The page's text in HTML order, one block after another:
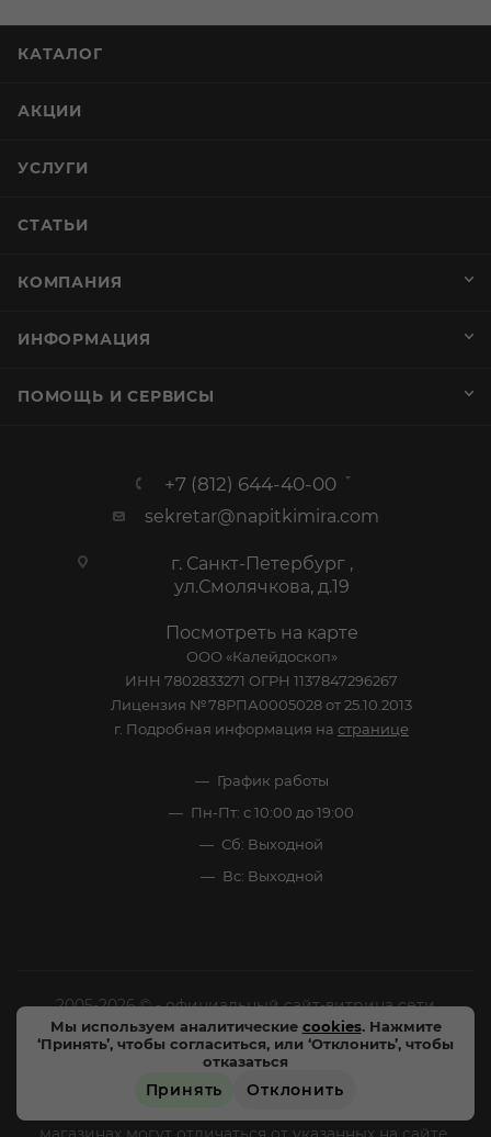
Мы используем аналитические cookies. Нажмите
‘Принять’, чтобы согласиться, или ‘Отклонить’, чтобы
отказаться
Принять Отклонить
КАТАЛОГ
АКЦИИ
УСЛУГИ
СТАТЬИ
КОМПАНИЯ
ИНФОРМАЦИЯ
ПОМОЩЬ И СЕРВИСЫ
+7 (812) 644-40-00
sekretar@napitkimira.com
г. Санкт-Петербург ,
ул.Смолячкова, д.19
Посмотреть на карте
ООО «Калейдоскоп»
ИНН 7802833271 ОГРН 1137847296267
Лицензия №78РПА0005028 от 25.10.2013
г. Подробная информация на странице
График работы
Пн-Пт: с 10:00 до 19:00
Сб: Выходной
Вс: Выходной
2005-2026 © - официальный сайт-витрина сети
специализированных напитков "Калейдоскоп Напитков
Мира". Все права защищены.
магазинах могут отличаться от указанных на сайте.